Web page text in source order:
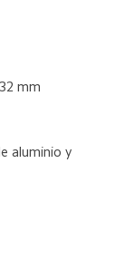
mm
aluminio y